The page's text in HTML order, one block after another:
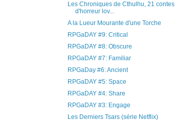
Les Chroniques de Cthulhu, 21 contes
d'horreur lov...
A la Lueur Mourante d'une Torche
RPGaDAY #9: Critical
RPGaDAY #8: Obscure
RPGaDAY #7: Familiar
RPGaDay #6: Ancient
RPGaDAY #5: Space
RPGaDAY #4: Share
RPGaDAY #3: Engage
Les Derniers Tsars (série Netflix)